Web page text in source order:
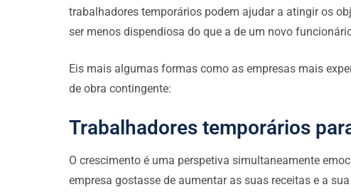
trabalhadores temporários podem ajudar a atingir os
ser menos dispendiosa do que a de um novo
Eis mais algumas formas como as empresas mais
de obra contingente:
Trabalhadores temporários
O crescimento é uma perspetiva simultaneamente
empresa gostasse de aumentar as suas receitas e a